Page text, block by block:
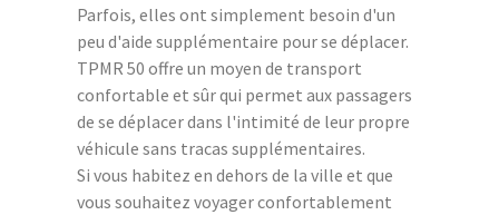
Parfois, elles ont simplement besoin d'un
peu d'aide supplémentaire pour se déplacer.
TPMR 50 offre un moyen de transport
confortable et sûr qui permet aux passagers
de se déplacer dans l'intimité de leur propre
véhicule sans tracas supplémentaires.
Si vous habitez en dehors de la ville et que
vous souhaitez voyager confortablement